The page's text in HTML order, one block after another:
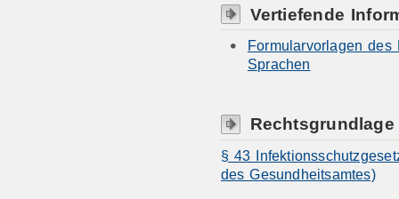
Vertiefende
Formularvorlagen des
Sprachen
Rechtsgrundlage
§ 43
des Gesundheitsamtes)